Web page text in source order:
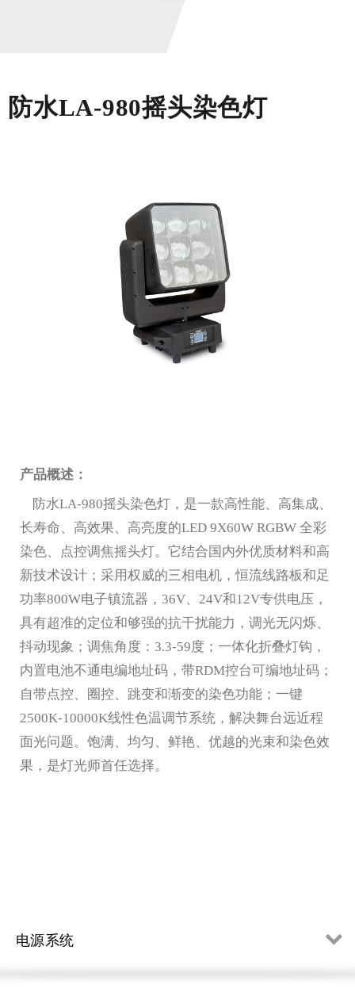
防水LA-980摇头染色灯
产品概述：
防水LA-980摇头染色灯， 是一款高性能、高集成、
长寿命、高效果、高亮度的LED 9X60W RGBW 全彩
染色、点控调焦摇头灯。它结合国内外优质材料和高
新技术设计；采用权威的三相电机，恒流线路板和足
功率800W电子镇流器， 36V 24V和12V专供电压，
具有超准的定位和够强的抗干扰能力，调光无闪烁、
抖动现象；调焦角度： 3.3-59度；一体化折叠灯钩，
内置电池不通电编地址码，带RDM控台可编地址码；
自带点控、圈控、跳变和渐变的染色功能；一键
2500K-10000K线性色温调节系统，解决舞台远近程
面光问题。饱满、均匀、鲜艳、优越的光束和染色效
果，是灯光师首任选择。
电源系统